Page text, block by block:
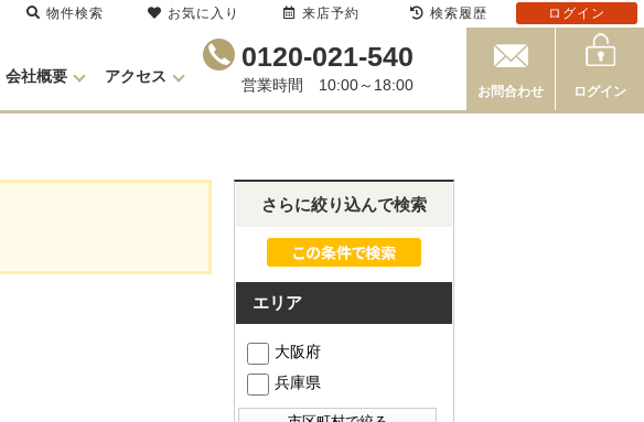
会社概要 アクセス
0120-021-540
営業時間 10:00～18:00 お問合わせ ログイン
さらに絞り込んで検索
エリア
大阪府
兵庫県
物件検索 お気に入り 来店予約 検索履歴 ログイン